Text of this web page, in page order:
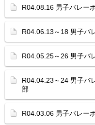
R04.08.16 男子バレー
R04.06.13～18 男子バ
R04.05.25～26 男子バ
R04.04.23～24 男子バ
部
R04.03.06 男子バレー